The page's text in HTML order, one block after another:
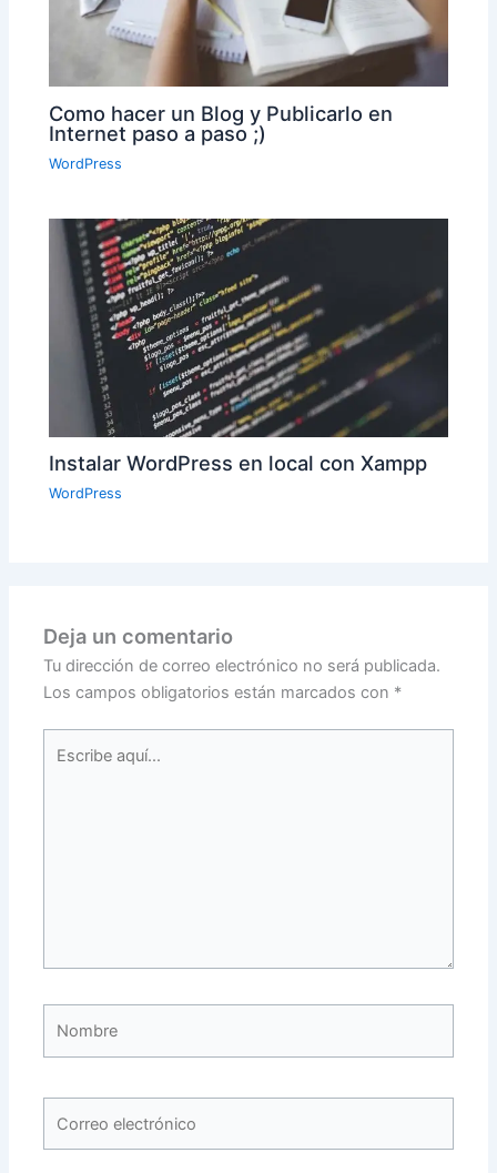
Como hacer un Blog y Publicarlo en
Internet paso a paso ;)
WordPress
Instalar WordPress en local con Xampp
WordPress
Deja un comentario
Tu dirección de correo electrónico no será publicada.
Los campos obligatorios están marcados con *
electrónico